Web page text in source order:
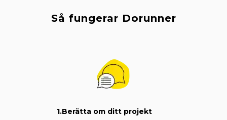
Så fungerar Dorunner
1.Berätta om ditt projekt